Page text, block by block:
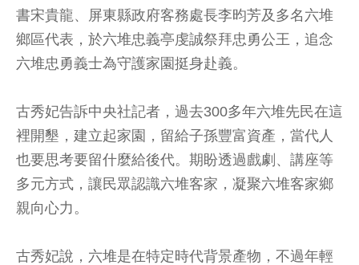
書宋貴龍、屏東縣政府客務處長李昀芳及多名六堆
鄉區代表，於六堆忠義亭虔誠祭拜忠勇公王，追念
六堆忠勇義士為守護家園挺身赴義。
古秀妃告訴中央社記者，過去300多年六堆先民在這
裡開墾，建立起家園，留給子孫豐富資產，當代人
也要思考要留什麼給後代。期盼透過戲劇、講座等
多元方式，讓民眾認識六堆客家，凝聚六堆客家鄉
親向心力。
古秀妃說，六堆是在特定時代背景產物，不過年輕